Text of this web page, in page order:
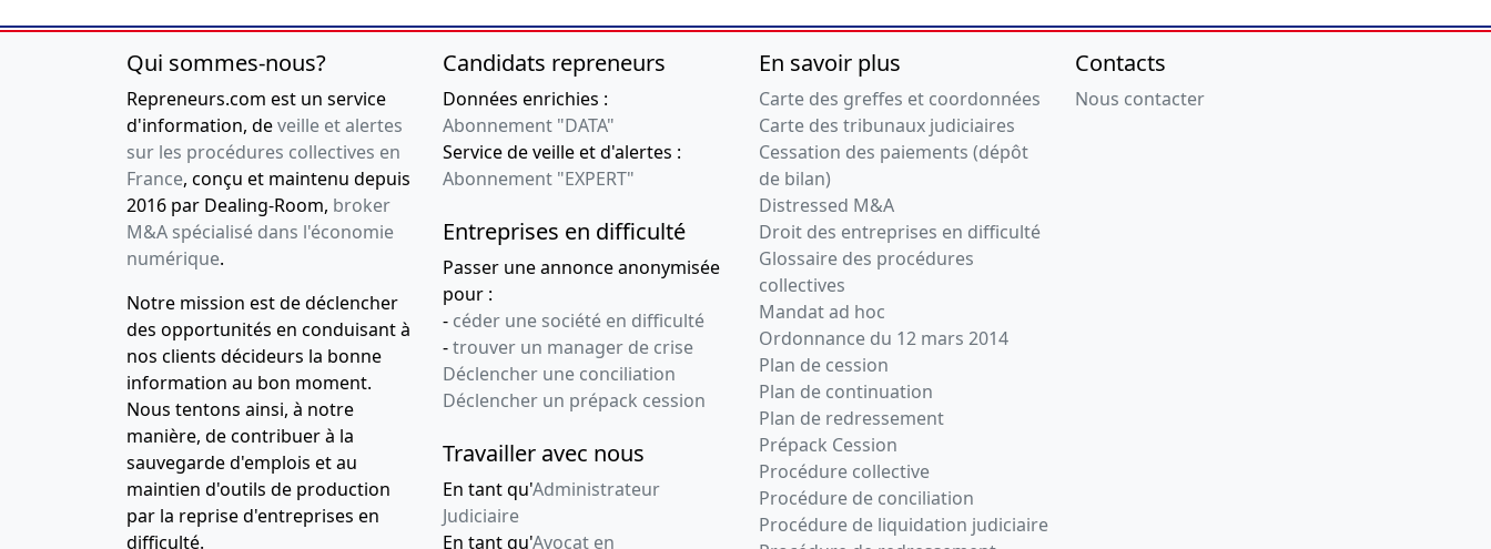
Qui sommes-nous?
Repreneurs.com est un service
d'information, deveille et alertes
sur les procédures collectives en
France, conçu et maintenu depuis
2016 par Dealing-Room, broker
M&A spécialisé dans l'économie
numérique.
Notre mission est de déclencher
des opportunités en conduisant à
nos clients décideurs la bonne
information au bon moment.
Nous tentons ainsi, à notre
manière, de contribuer à la
sauvegarde d'emplois et au
maintien d'outils de production
par la reprise d'entreprises en
difficulté.
Candidats repreneurs
Données enrichies :
Abonnement "DATA"
Service de veille et d'alertes :
Abonnement "EXPERT"
Entreprises en difficulté
Passer une annonce anonymisée
pour :
- céder une société en difficulté
-trouver un manager de crise
Déclencher une conciliation
Déclencher un prépack cession
Travailler avec nous
En tant qu'Administrateur
Judiciaire
En tant qu'Avocat en
En savoir plus
Carte des greffes et coordonnées
Carte des tribunaux judiciaires
Cessation des paiements (dépôt
de bilan)
Distressed M&A
Droit des entreprises en difficulté
Glossaire des procédures
collectives
Mandat ad hoc
Ordonnance du 12 mars 2014
Plan de cession
Plan de continuation
Plan de redressement
Prépack Cession
Procédure collective
Procédure de conciliation
Procédure de liquidation judiciaire
Contacts
Nous contacter